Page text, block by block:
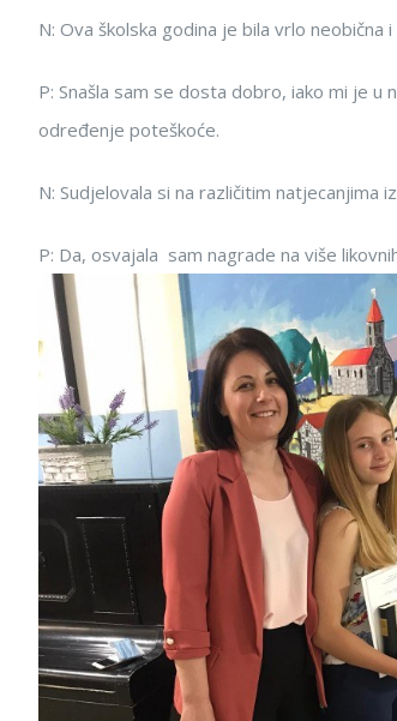
N: Ova školska godina je bila vrlo
P: Snašla sam se dosta dobro, iako mi je
određenje poteškoće.
N: Sudjelovala si na različitim
P: Da, osvajala sam nagrade na više